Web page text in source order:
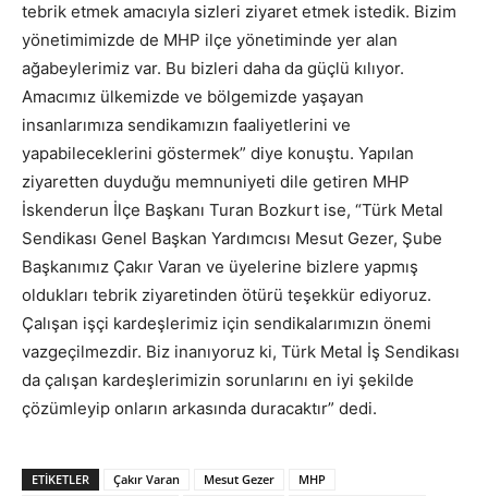
tebrik etmek amacıyla sizleri ziyaret etmek istedik. Bizim
yönetimimizde de MHP ilçe yönetiminde yer alan
ağabeylerimiz var. Bu bizleri daha da güçlü kılıyor.
Amacımız ülkemizde ve bölgemizde yaşayan
insanlarımıza sendikamızın faaliyetlerini ve
yapabileceklerini göstermek” diye konuştu. Yapılan
ziyaretten duyduğu memnuniyeti dile getiren MHP
İskenderun İlçe Başkanı Turan Bozkurt ise, “Türk Metal
Sendikası Genel Başkan Yardımcısı Mesut Gezer, Şube
Başkanımız Çakır Varan ve üyelerine bizlere yapmış
oldukları tebrik ziyaretinden ötürü teşekkür ediyoruz.
Çalışan işçi kardeşlerimiz için sendikalarımızın önemi
vazgeçilmezdir. Biz inanıyoruz ki, Türk Metal İş Sendikası
da çalışan kardeşlerimizin sorunlarını en iyi şekilde
çözümleyip onların arkasında duracaktır” dedi.
ETIKETLER Çakır Varan Mesut Gezer
MHP